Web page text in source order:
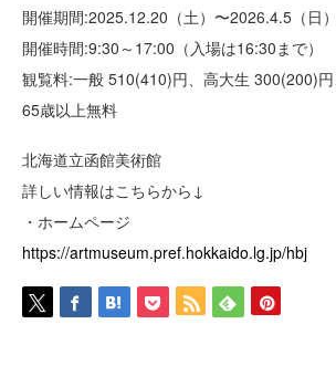
開催期間:2025.12.20（土）〜2026.4.5（日）
開催時間:9:30～17:00（入場は16:30まで）
観覧料:一般 510(410)円、高大生 300(200)
65歳以上無料
北海道立函館美術館
詳しい情報はこちらから↓
・ホームページ
https://artmuseum.pref.hokkaido.lg.jp/hbj